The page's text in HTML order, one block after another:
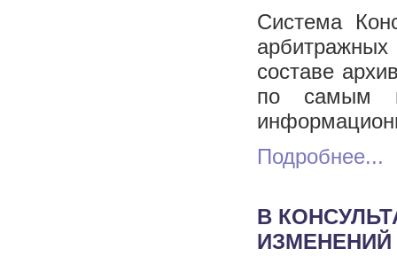
Система
составе
по самым
Подробнее...
В